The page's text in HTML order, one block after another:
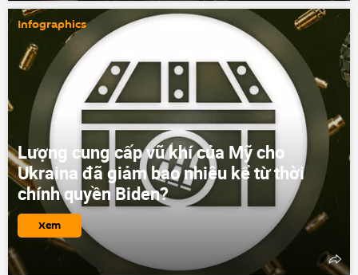
Lượng cung cấp vũ khí của Mỹ cho
Ukraina đã giảm bao nhiêu kể từ thời
chính quyền Biden?
Infographics
Xem